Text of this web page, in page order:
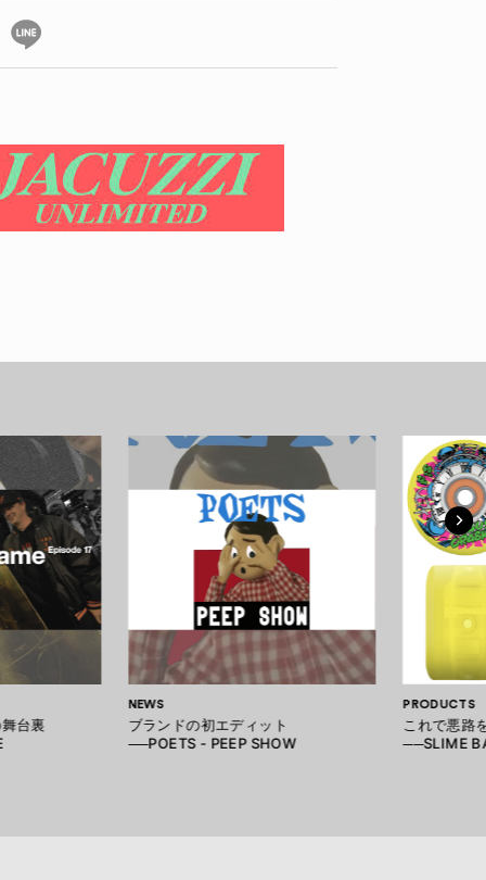
台裏
NEWS
ブランドの初エディット
──POETS - PEEP SHOW
PRODUCTS
これで悪路
──SLIME